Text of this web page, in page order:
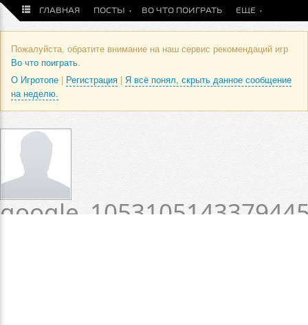
ГЛАВНАЯ ПОСТЫ ВО ЧТО ПОИГРАТЬ ЕЩЕ
Пожалуйста, обратите внимание на наш сервис рекомендаций игр
Во что поиграть.
О Игротопе | Регистрация | Я всё понял, скрыть данное сообщение
на неделю.